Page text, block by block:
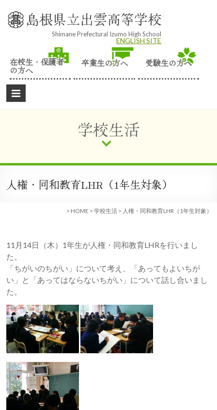
content 島根県立出雲高等学校
Shimane Prefectural Izumo High School
ENGLISH SITE
在校生・保護者
の方へ
卒業生の方へ 受験生の方へ
学校生活
人権・同和教育LHR（1年生対象）
> HOME > 学校生活 > 人権・同和教育LHR（1年生対象）
11月14日（木）1年生が人権・同和教育LHRを行いまし
た。
「ちがいのちがい」について考え、「あってもよいちが
い」と「あってはならないちがい」について話し合いまし
た。